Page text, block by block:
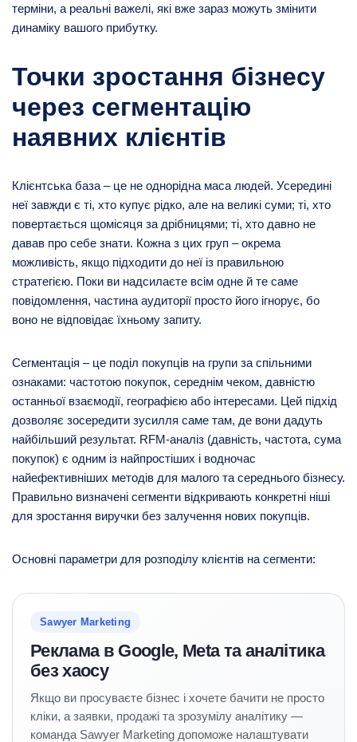
терміни, а реальні важелі, які вже зараз можуть змінити
динаміку вашого прибутку.
Точки зростання бізнесу
через сегментацію
наявних клієнтів
Клієнтська база – це не однорідна маса людей. Усередині
неї завжди є ті, хто купує рідко, але на великі суми; ті, хто
повертається щомісяця за дрібницями; ті, хто давно не
давав про себе знати. Кожна з цих груп – окрема
можливість, якщо підходити до неї із правильною
стратегією. Поки ви надсилаєте всім одне й те саме
повідомлення, частина аудиторії просто його ігнорує, бо
воно не відповідає їхньому запиту.
Сегментація – це поділ покупців на групи за спільними
ознаками: частотою покупок, середнім чеком, давністю
останньої взаємодії, географією або інтересами. Цей підхід
дозволяє зосередити зусилля саме там, де вони дадуть
найбільший результат. RFM-аналіз (давність, частота, сума
покупок) є одним із найпростіших і водночас
найефективніших методів для малого та середнього бізнесу.
Правильно визначені сегменти відкривають конкретні ніші
для зростання виручки без залучення нових покупців.
Основні параметри для розподілу клієнтів на сегменти:
Sawyer Marketing
Реклама в Google, Meta та аналітика
без хаосу
Якщо ви просуваєте бізнес і хочете бачити не просто
кліки, а заявки, продажі та зрозумілу аналітику —
команда Sawyer Marketing допоможе налаштувати